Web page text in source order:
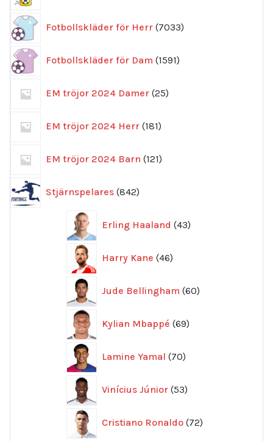
Fotbollskläder för Herr 7033
produkter
Fotbollskläder för Dam 1591
produkter
EM tröjor 2024 Damer 25
produkter
EM tröjor 2024 Herr 181
produkter
EM tröjor 2024 Barn 121
produkter
Stjärnspelares 842
produkter
Erling Haaland 43
produkter
Harry Kane 46
produkter
Jude Bellingham 60
produkter
Kylian Mbappé 69
produkter
Lamine Yamal 70
produkter
Vinícius Júnior 53
produkter
Cristiano Ronaldo 72
produkter